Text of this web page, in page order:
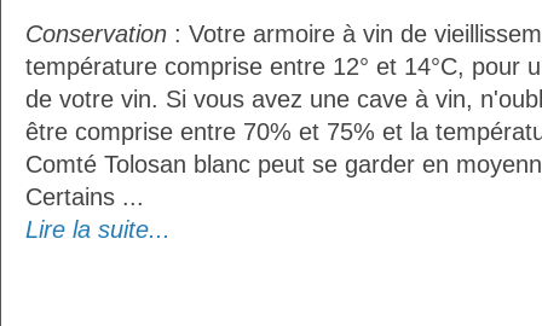
Conservation : Votre armoire à vin de
température comprise entre 12° et 14°C, pour
de votre vin. Si vous avez une cave à vin,
être comprise entre 70% et 75% et la
Comté Tolosan blanc peut se garder en
Certains ...
Lire la suite...